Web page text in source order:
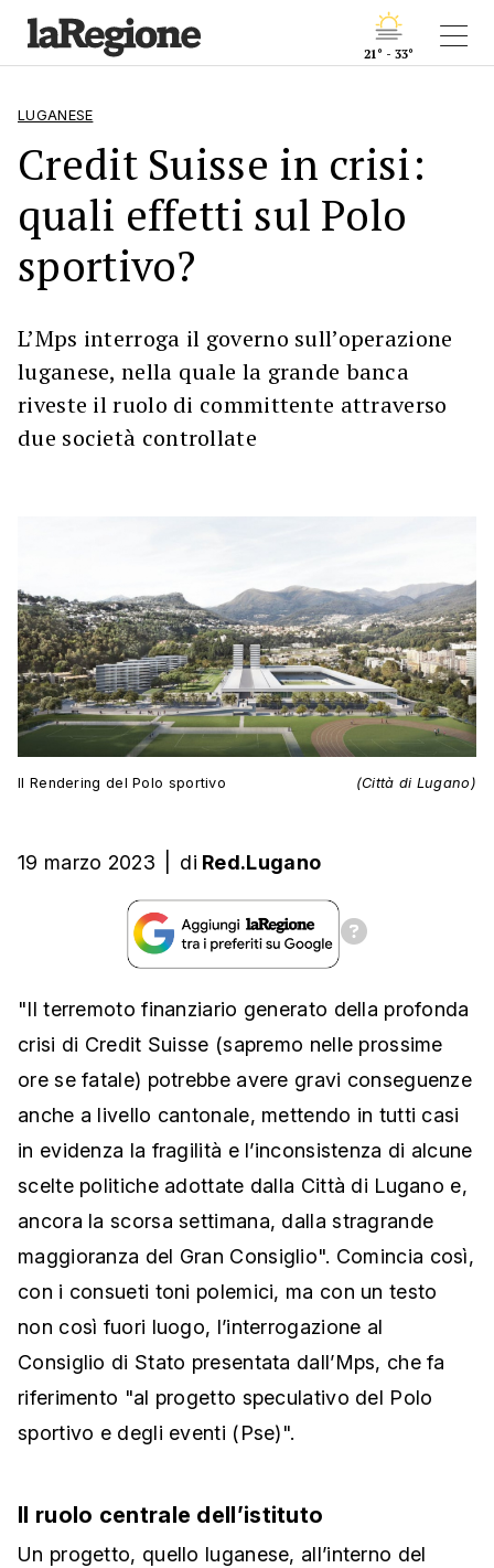
21° - 33°
LUGANESE
Credit Suisse in crisi:
quali effetti sul Polo
sportivo?
L’Mps interroga il governo sull’operazione
luganese, nella quale la grande banca
riveste il ruolo di committente attraverso
due società controllate
Il Rendering del Polo sportivo (Città di Lugano)
19 marzo 2023 di Red.Lugano
"Il terremoto finanziario generato della profonda
crisi di Credit Suisse (sapremo nelle prossime
ore se fatale) potrebbe avere gravi conseguenze
anche a livello cantonale, mettendo in tutti casi
in evidenza la fragilità e l’inconsistenza di alcune
scelte politiche adottate dalla Città di Lugano e,
ancora la scorsa settimana, dalla stragrande
maggioranza del Gran Consiglio". Comincia così,
con i consueti toni polemici, ma con un testo
non così fuori luogo, l’interrogazione al
Consiglio di Stato presentata dall’Mps, che fa
riferimento "al progetto speculativo del Polo
sportivo e degli eventi (Pse)".
Il ruolo centrale dell’istituto
Un progetto, quello luganese, all’interno del